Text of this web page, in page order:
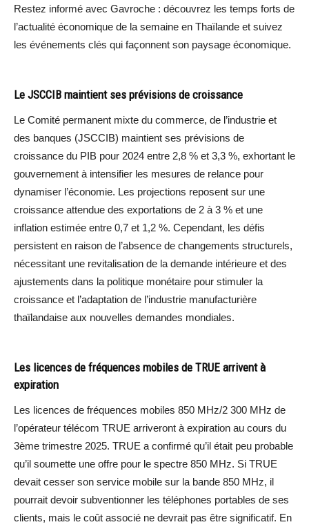
Restez informé avec Gavroche : découvrez les temps forts de
l’actualité économique de la semaine en Thaïlande et suivez
les événements clés qui façonnent son paysage économique.
Le JSCCIB maintient ses prévisions de croissance
Le Comité permanent mixte du commerce, de l’industrie et
des banques (JSCCIB) maintient ses prévisions de
croissance du PIB pour 2024 entre 2,8 % et 3,3 %, exhortant le
gouvernement à intensifier les mesures de relance pour
dynamiser l’économie. Les projections reposent sur une
croissance attendue des exportations de 2 à 3 % et une
inflation estimée entre 0,7 et 1,2 %. Cependant, les défis
persistent en raison de l’absence de changements structurels,
nécessitant une revitalisation de la demande intérieure et des
ajustements dans la politique monétaire pour stimuler la
croissance et l’adaptation de l’industrie manufacturière
thaïlandaise aux nouvelles demandes mondiales.
Les licences de fréquences mobiles de TRUE arrivent à
expiration
Les licences de fréquences mobiles 850 MHz/2 300 MHz de
l’opérateur télécom TRUE arriveront à expiration au cours du
3ème trimestre 2025. TRUE a confirmé qu’il était peu probable
qu’il soumette une offre pour le spectre 850 MHz. Si TRUE
devait cesser son service mobile sur la bande 850 MHz, il
pourrait devoir subventionner les téléphones portables de ses
clients, mais le coût associé ne devrait pas être significatif. En